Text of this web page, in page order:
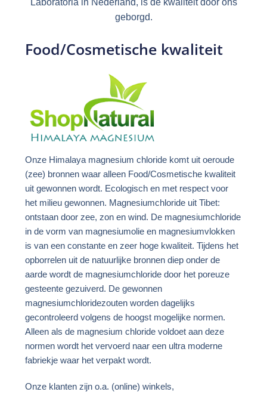
geborgd.
Food/Cosmetische kwaliteit
Onze Himalaya magnesium chloride komt uit oeroude
(zee) bronnen waar alleen Food/Cosmetische kwaliteit
uit gewonnen wordt. Ecologisch en met respect voor
het milieu gewonnen. Magnesiumchloride uit Tibet:
ontstaan door zee, zon en wind. De magnesiumchloride
in de vorm van magnesiumolie en magnesiumvlokken
is van een constante en zeer hoge kwaliteit. Tijdens het
opborrelen uit de natuurlijke bronnen diep onder de
aarde wordt de magnesiumchloride door het poreuze
gesteente gezuiverd. De gewonnen
magnesiumchloridezouten worden dagelijks
gecontroleerd volgens de hoogst mogelijke normen.
Alleen als de magnesium chloride voldoet aan deze
normen wordt het vervoerd naar een ultra moderne
fabriekje waar het verpakt wordt.
Onze klanten zijn o.a. (online) winkels,